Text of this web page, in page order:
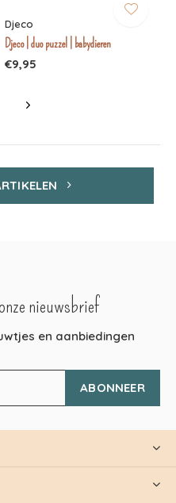
Djeco
Djeco | duo puzzel | babydieren
€9,95
nieuwsbrief
en aanbiedingen
ABONNEER